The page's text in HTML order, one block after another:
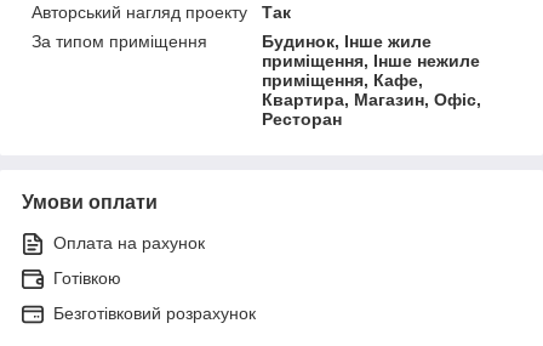
Авторський нагляд проекту
Так
За типом приміщення
Будинок, Інше жиле
приміщення, Інше нежиле
приміщення, Кафе,
Квартира, Магазин, Офіс,
Ресторан
Умови оплати
Оплата на рахунок
Готівкою
Безготівковий розрахунок